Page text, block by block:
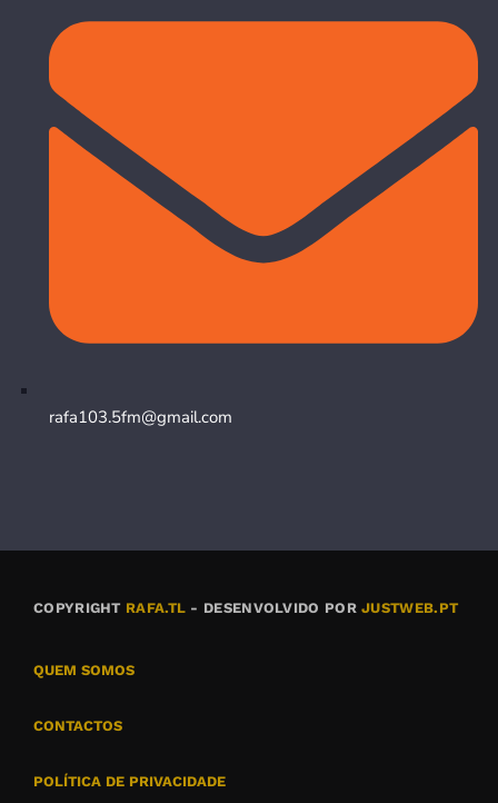
rafa103.5fm@gmail.com
COPYRIGHT RAFA.TL - DESENVOLVIDO PORJUSTWEB.PT
QUEM SOMOS
CONTACTOS
POLÍTICA DE PRIVACIDADE